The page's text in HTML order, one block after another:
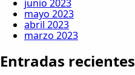
junio 2023
mayo 2023
abril 2023
marzo 2023
Entradas recientes